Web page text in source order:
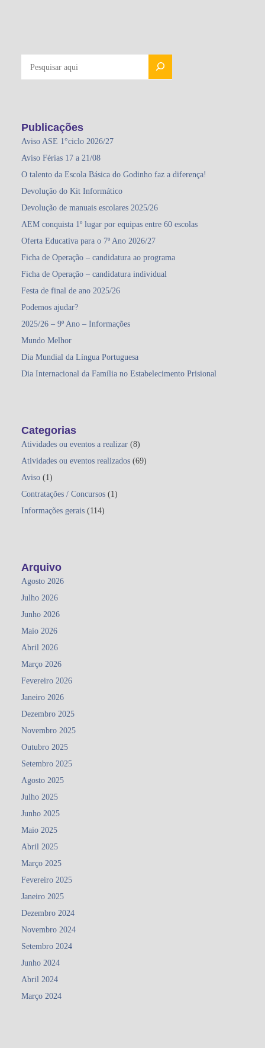
Publicações
Aviso ASE 1°ciclo 2026/27
Aviso Férias 17 a 21/08
O talento da Escola Básica do Godinho faz a diferença!
Devolução do Kit Informático
Devolução de manuais escolares 2025/26
AEM conquista 1º lugar por equipas entre 60 escolas
Oferta Educativa para o 7º Ano 2026/27
Ficha de Operação – candidatura ao programa
Ficha de Operação – candidatura individual
Festa de final de ano 2025/26
Podemos ajudar?
2025/26 – 9º Ano – Informações
Mundo Melhor
Dia Mundial da Língua Portuguesa
Dia Internacional da Família no Estabelecimento Prisional
Categorias
Atividades ou eventos a realizar (8)
Atividades ou eventos realizados (69)
Aviso (1)
Contratações / Concursos (1)
Informações gerais (114)
Arquivo
Agosto 2026
Julho 2026
Junho 2026
Maio 2026
Abril 2026
Março 2026
Fevereiro 2026
Janeiro 2026
Dezembro 2025
Novembro 2025
Outubro 2025
Setembro 2025
Agosto 2025
Julho 2025
Junho 2025
Maio 2025
Abril 2025
Março 2025
Fevereiro 2025
Janeiro 2025
Dezembro 2024
Novembro 2024
Setembro 2024
Junho 2024
Abril 2024
Março 2024